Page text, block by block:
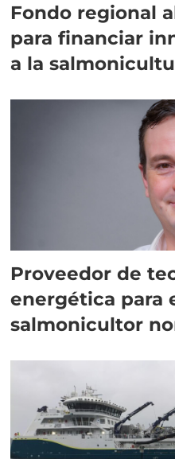
Fondo regional
para financiar
a la
Proveedor de
energética para
salmonicultor